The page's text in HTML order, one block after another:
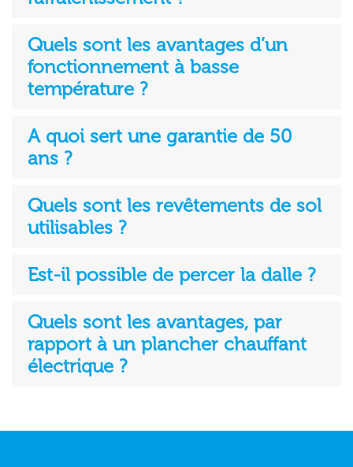
Quels sont les avantages d’un
fonctionnement à basse
température ?
A quoi sert une garantie de 50
ans ?
Quels sont les revêtements de sol
utilisables ?
Est-il possible de percer la dalle ?
Quels sont les avantages, par
rapport à un plancher chauffant
électrique ?